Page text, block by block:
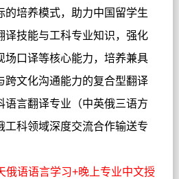
的培养模式，助力中国留学生
译技能与工科专业知识，强化
场口译等核心能力，培养兼具
跨文化沟通能力的复合型翻译
语言翻译专业（中英俄三语方
工科领域深度交流合作输送专
俄语语言学习+晚上专业中文授